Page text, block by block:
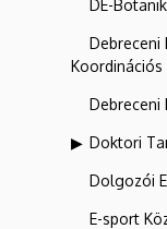
DE-
Debreceni
Debreceni
Doktori
Dolgozói
E-sport